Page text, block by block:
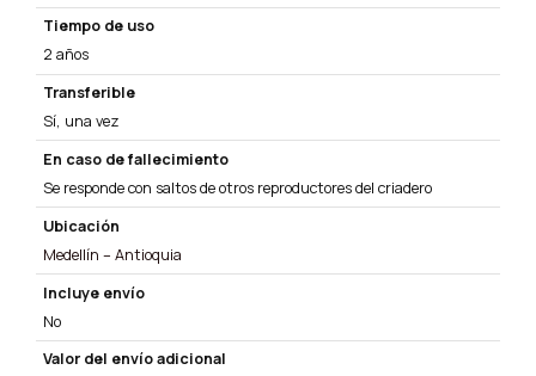
Tiempo de uso
2 años
Transferible
Sí, una vez
En caso de fallecimiento
Se responde con saltos de otros reproductores del criadero
Ubicación
Medellín – Antioquia
Incluye envío
No
Valor del envío adicional